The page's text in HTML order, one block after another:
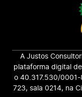
A Justos
plataforma digital
o 40.317.530/0001-
723, sala 0214, na